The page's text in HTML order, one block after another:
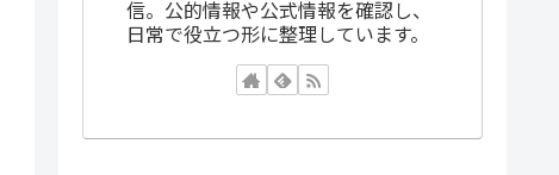
信。公的情報や公式情報を確認し、
日常で役立つ形に整理しています。